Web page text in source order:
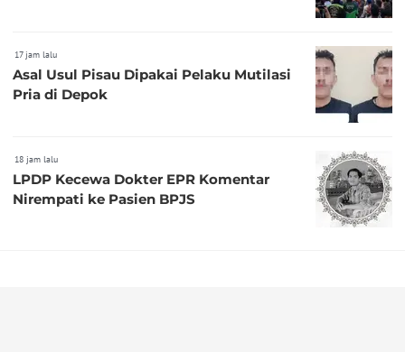
17 jam lalu
Asal Usul Pisau Dipakai Pelaku Mutilasi
Pria di Depok
18 jam lalu
LPDP Kecewa Dokter EPR Komentar
Nirempati ke Pasien BPJS